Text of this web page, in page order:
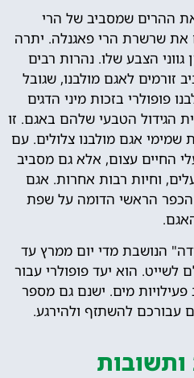
ההרים שמסביב של הרי
את שרשרת הרי פאגנלה. יתרה
גווני הצבע שלו. נהרות רבים
לאגם מולבנו, שגובל
פופולרי בזכות מיני הדגים
הגידול הטבעי שלהם באגם. זו
שמימי אגם מולבנו צלולים. עם
החיים עצום, אלא גם מסביב
וחיות רבות אחרות. אגם
הכפר הראשי הדומה על שפת
הנושבת מדי יום ממרץ עד
לשייט. הוא יעד פופולרי עבור
פעילויות מים. ישנם גם מספר
עבורכם להשתזף ולהירגע.